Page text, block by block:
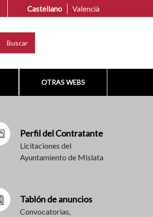
Castellano Valencià
OTRAS WEBS
Perfil del Contratante
Licitaciones del
Ayuntamiento de Mislata
Tablón de anuncios
Convocatorias,